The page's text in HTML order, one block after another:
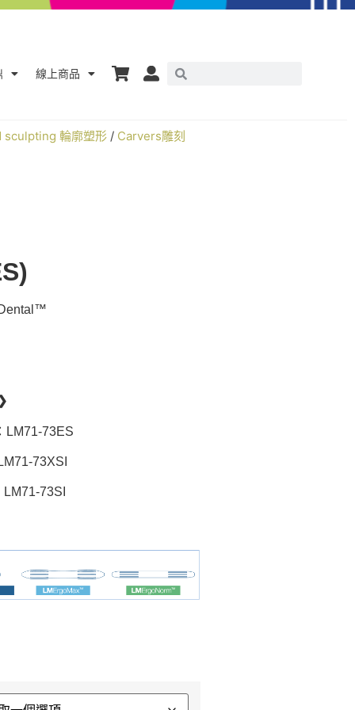
線上商品
輪廓塑形 / Carvers雕刻
LM71-73ES
73XSI
73SI